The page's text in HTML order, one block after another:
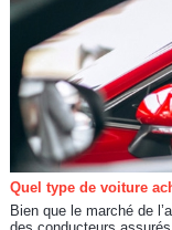
Quel type de voiture
Bien que le marché de